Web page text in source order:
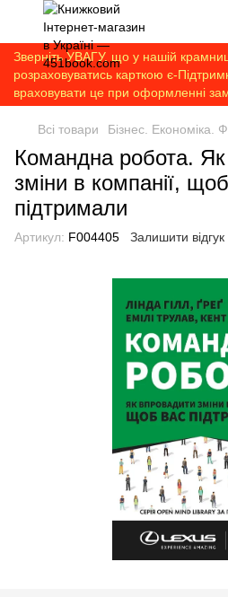
Зверніть УВАГУ, що у нашій
розраховуватись карткою є-
враховувати це при оформленні
Всі товари Бізнес. Економіка.
Командна робота.
зміни в компанії,
підтримали
Артикул: F004405 Залишити відгук